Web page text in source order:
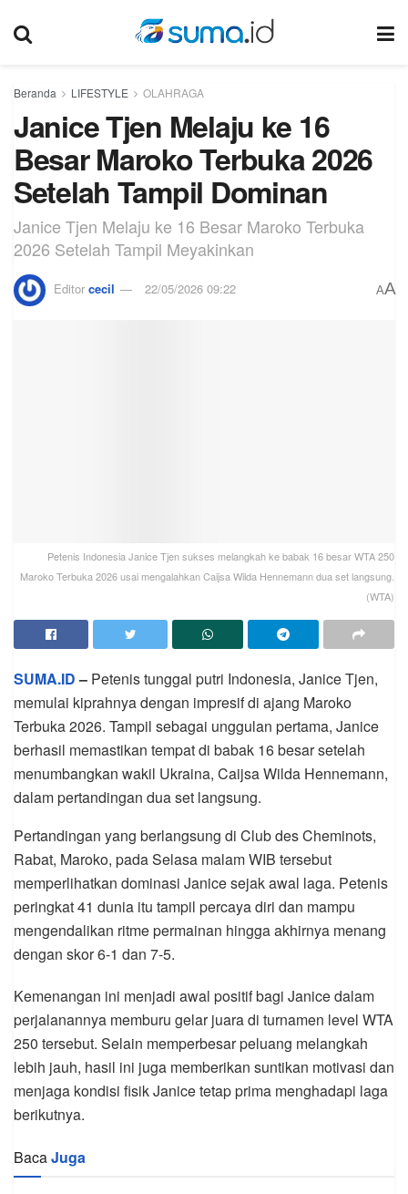
Beranda LIFESTYLE OLAHRAGA
Janice Tjen Melaju ke 16
Besar Maroko Terbuka 2026
Setelah Tampil Dominan
Janice Tjen Melaju ke 16 Besar Maroko Terbuka
2026 Setelah Tampil Meyakinkan
Editor cecil 22/05/2026 09:22 AA
Petenis Indonesia Janice Tjen sukses melangkah ke babak 16 besar WTA 250
Maroko Terbuka 2026 usai mengalahkan Caijsa Wilda Hennemann dua set langsung.
(WTA)
SUMA.ID– Petenis tunggal putri Indonesia, Janice Tjen,
memulai kiprahnya dengan impresif di ajang Maroko
Terbuka 2026. Tampil sebagai unggulan pertama, Janice
berhasil memastikan tempat di babak 16 besar setelah
menumbangkan wakil Ukraina, Caijsa Wilda Hennemann,
dalam pertandingan dua set langsung.
Pertandingan yang berlangsung di Club des Cheminots,
Rabat, Maroko, pada Selasa malam WIB tersebut
memperlihatkan dominasi Janice sejak awal laga. Petenis
peringkat 41 dunia itu tampil percaya diri dan mampu
mengendalikan ritme permainan hingga akhirnya menang
dengan skor 6-1 dan 7-5.
Kemenangan ini menjadi awal positif bagi Janice dalam
perjalanannya memburu gelar juara di turnamen level WTA
250 tersebut. Selain memperbesar peluang melangkah
lebih jauh, hasil ini juga memberikan suntikan motivasi dan
menjaga kondisi fisik Janice tetap prima menghadapi laga
berikutnya.
BacaJuga